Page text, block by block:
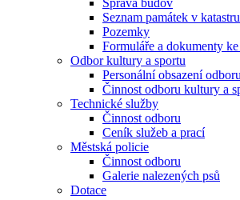
Správa budov
Seznam památek v
Pozemky
Formuláře a dokumenty ke
Odbor kultury a sportu
Personální obsazení
Činnost odboru kultury a
Technické služby
Činnost odboru
Ceník služeb a prací
Městská policie
Činnost odboru
Galerie nalezených psů
Dotace